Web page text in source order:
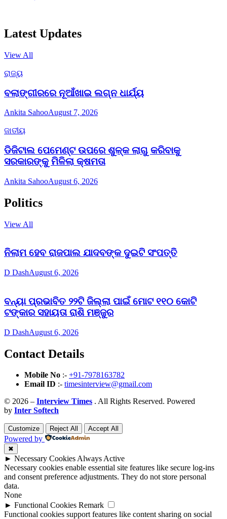
Latest Updates
View All
ରାଜ୍ୟ
ବଲାଙ୍ଗୀରରେ ନୂଆଁଖାଇ ଲଗ୍ନ ଧାର୍ଯ୍ୟ
Ankita SahooAugust 7, 2026
ଜାତୀୟ
ଡିଜିଟାଲ ପେମେଣ୍ଟ ଉପରେ ଶୁଳ୍କ ଲାଗୁ କରିବାକୁ
ସରକାରଙ୍କୁ ମିଳିଲା କ୍ଷମତା
Ankita SahooAugust 6, 2026
Politics
View All
ନିଲାମ ହେବ ରାଜପାଲ ଯାଦବଙ୍କ ଦୁଇଟି ସଂପତ୍ତି
D DashAugust 6, 2026
ବନ୍ୟା ପ୍ରଭାବିତ ୨୨ଟି ଜିଲ୍ଲା ପାଇଁ ମୋଟ ୧୧୦ କୋଟି
ଟଙ୍କାର ସହାୟତା ରାଶି ମଞ୍ଜୁର
D DashAugust 6, 2026
Contact Details
Mobile No :- +91-7978163782
Email ID :- timesinterview@gmail.com
© 2026 – Interview Times . All Rights Reserved. Powered
by Inter Softech
Customize Reject All Accept All
Powered by
✖
► Necessary CookiesAlways Active
Necessary cookies enable essential site features like secure log-ins
and consent preference adjustments. They do not store personal
data.
None
► Functional Cookies Remark
Functional cookies support features like content sharing on social